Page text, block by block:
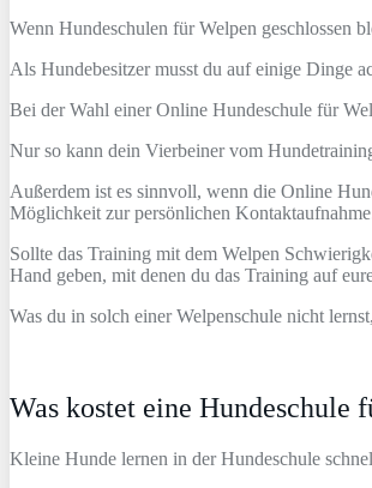
Wenn Hundeschulen für Welpen geschlossen
Als Hundebesitzer musst du auf einige Dinge
Bei der Wahl einer Online Hundeschule für
Nur so kann dein Vierbeiner vom
Außerdem ist es sinnvoll, wenn die Online
Möglichkeit zur persönlichen
Sollte das Training mit dem Welpen
Hand geben, mit denen du das Training auf
Was du in solch einer Welpenschule nicht
Was kostet eine Hundeschule
Kleine Hunde lernen in der Hundeschule